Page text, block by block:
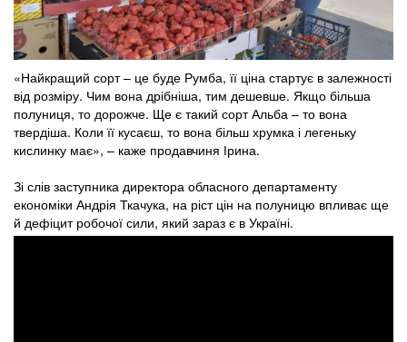
«Найкращий сорт – це буде Румба, її ціна стартує в залежності
від розміру. Чим вона дрібніша, тим дешевше. Якщо більша
полуниця, то дорожче. Ще є такий сорт Альба – то вона
твердіша. Коли її кусаєш, то вона більш хрумка і легеньку
кислинку має», – каже продавчиня Ірина.
Зі слів заступника директора обласного департаменту
економіки Андрія Ткачука, на ріст цін на полуницю впливає ще
й дефіцит робочої сили, який зараз є в Україні.